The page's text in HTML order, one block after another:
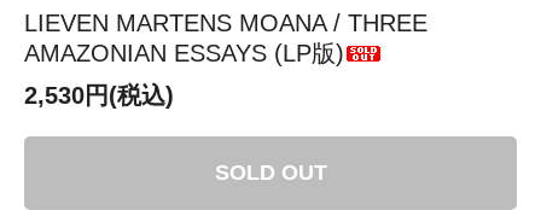
LIEVEN MARTENS MOANA / THREE
AMAZONIAN ESSAYS (LP版)
2,530円(税込)
SOLD OUT